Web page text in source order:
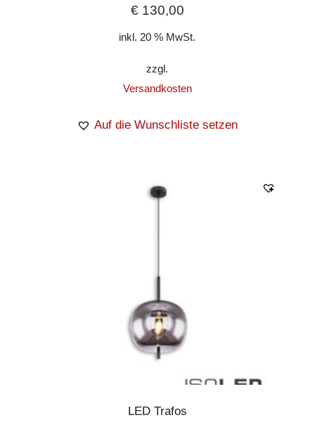
€130,00
inkl. 20 % MwSt.
zzgl.
Versandkosten
Auf die Wunschliste setzen
LED Trafos